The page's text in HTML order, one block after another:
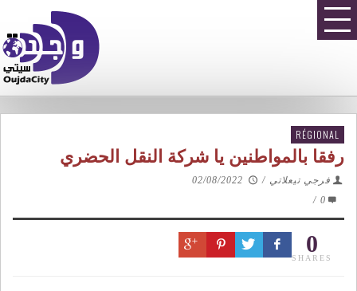
RÉGIONAL
رفقا بالمواطنين يا شركة النقل الحضري
فرجي تيعلاتي /
02/08/2022
0
/
0
SHARES